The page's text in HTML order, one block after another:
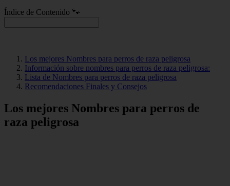
Índice de Contenido 🐾
Los mejores Nombres para perros de raza peligrosa
Información sobre nombres para perros de raza peligrosa:
Lista de Nombres para perros de raza peligrosa
Recomendaciones Finales y Consejos
Los mejores Nombres para perros de
raza peligrosa